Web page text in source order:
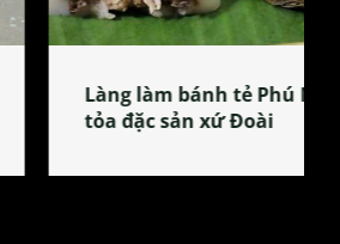
tẻ Phú Nhi – nơi lan
Đoài